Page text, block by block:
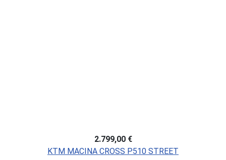
2.799,00 €
KTM MACINA CROSS P510 STREET